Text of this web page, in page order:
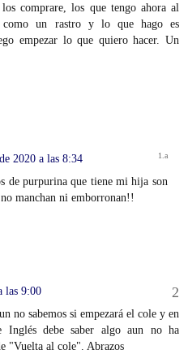
comprare, los que tengo ahora al
como un rastro y lo que hago es
empezar lo que quiero hacer. Un
2020 a las 8:34
de purpurina que tiene mi hija son
manchan ni emborronan!!
las 9:00
no sabemos si empezará el cole y en
Inglés debe saber algo aun no ha
"Vuelta al cole". Abrazos